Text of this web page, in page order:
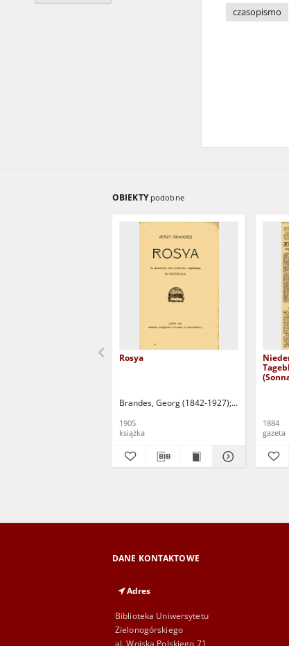
czasopismo
OBIEKTY podobne
Rosya
Brandes, Georg (1842-1927) Sarnecka, M. -
1905
książka
1884
gazeta
DANE KONTAKTOWE
Adres
Biblioteka Uniwersytetu
Zielonogórskiego
al. Wojska Polskiego 71